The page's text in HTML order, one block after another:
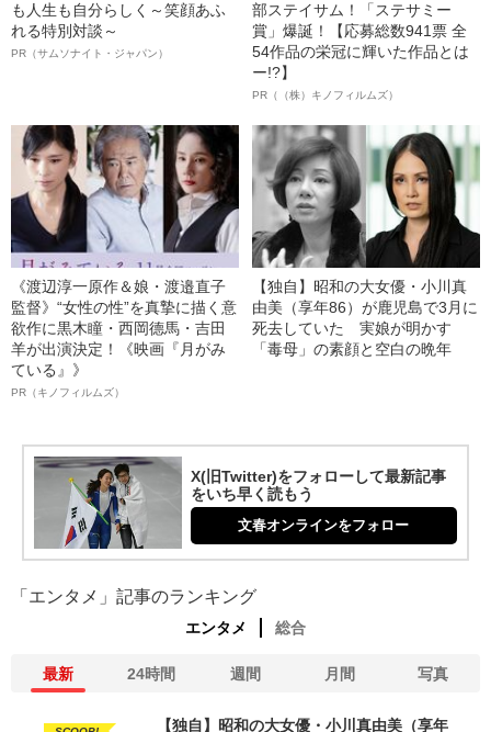
も人生も自分らしく～笑顔あふ
れる特別対談～
PR（サムソナイト・ジャパン）
部ステイサム！「ステサミー
賞」爆誕！【応募総数941票 全
54作品の栄冠に輝いた作品とは
ー!?】
PR（（株）キノフィルムズ）
《渡辺淳一原作＆娘・渡邉直子
監督》“女性の性”を真摯に描く意
欲作に黒木瞳・西岡德馬・吉田
羊が出演決定！《映画『月がみ
ている』》
PR（キノフィルムズ）
【独自】昭和の大女優・小川真
由美（享年86）が鹿児島で3月に
死去していた 実娘が明かす
「毒母」の素顔と空白の晩年
X(旧Twitter)をフォローして最新記事
をいち早く読もう
文春オンラインをフォロー
「エンタメ」記事のランキング
エンタメ 総合
最新 24時間 週間 月間 写真
【独自】昭和の大女優・小川真由美（享年